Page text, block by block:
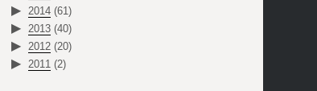
2014 (61)
2013 (40)
2012 (20)
2011 (2)